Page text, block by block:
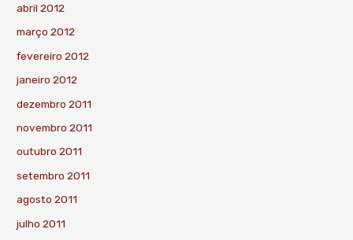
abril 2012
março 2012
fevereiro 2012
janeiro 2012
dezembro 2011
novembro 2011
outubro 2011
setembro 2011
agosto 2011
julho 2011